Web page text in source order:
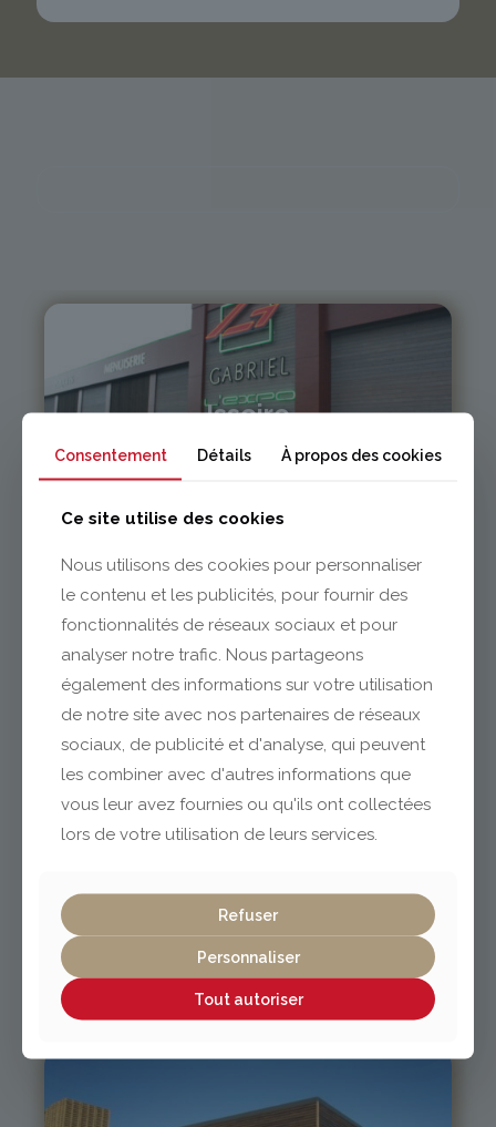
Issoire
Clermont-Ferrand
04 73 42 18 38
lexpo@gabriel-sa.fr
Vichy / Cusset
04 70 97 56 39
cusset@gabriel-sa.fr
Consentement Détails À propos des cookies
Ce site utilise des cookies
Nous utilisons des cookies pour personnaliser
le contenu et les publicités, pour fournir des
fonctionnalités de réseaux sociaux et pour
analyser notre trafic. Nous partageons
également des informations sur votre utilisation
de notre site avec nos partenaires de réseaux
sociaux, de publicité et d'analyse, qui peuvent
les combiner avec d'autres informations que
vous leur avez fournies ou qu'ils ont collectées
lors de votre utilisation de leurs services.
Refuser
Personnaliser
Tout autoriser